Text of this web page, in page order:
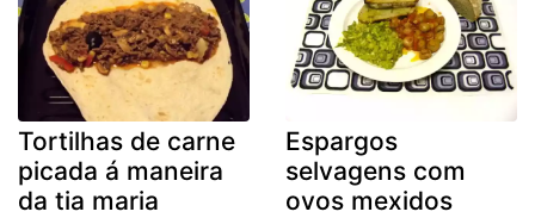
Tortilhas de carne
picada á maneira
da tia maria
Espargos
selvagens com
ovos mexidos